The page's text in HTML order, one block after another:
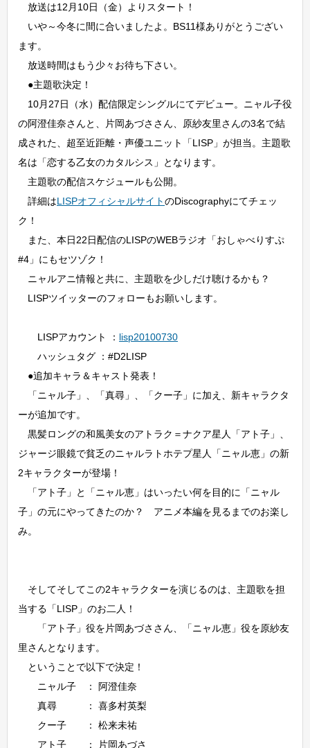
放送は12月10日（金）よりスタート！
いや～今冬に間に合いましたよ。BS11様ありがとうござい
ます。
放送時間はもう少々お待ち下さい。
●主題歌決定！
10月27日（水）配信限定シングルにてデビュー。ニャル子役
の阿澄佳奈さんと、片岡あづささん、原紗友里さんの3名で結
成された、超至近距離・声優ユニット「LISP」が担当。主題歌
名は「恋する乙女のカタルシス」となります。
主題歌の配信スケジュールも公開。
詳細はLISPオフィシャルサイトのDiscographyにてチェッ
ク！
また、本日22日配信のLISPのWEBラジオ「おしゃべりすぷ
#4」にもセツゾク！
ニャルアニ情報と共に、主題歌を少しだけ聴けるかも？
LISPツイッターのフォローもお願いします。
LISPアカウント ： lisp20100730
ハッシュタグ ：#D2LISP
●追加キャラ＆キャスト発表！
「ニャル子」、「真尋」、「クー子」に加え、新キャラクタ
ーが追加です。
黒髪ロングの和風美女のアトラク＝ナクア星人「アト子」、
ジャージ眼鏡で貧乏のニャルラトホテプ星人「ニャル恵」の新
2キャラクターが登場！
「アト子」と「ニャル恵」はいったい何を目的に「ニャル
子」の元にやってきたのか？ アニメ本編を見るまでのお楽し
み。
そしてそしてこの2キャラクターを演じるのは、主題歌を担
当する「LISP」のお二人！
「アト子」役を片岡あづささん、「ニャル恵」役を原紗友
里さんとなります。
ということで以下で決定！
ニャル子 ： 阿澄佳奈
真尋 ： 喜多村英梨
クー子 ： 松来未祐
アト子 ： 片岡あづさ